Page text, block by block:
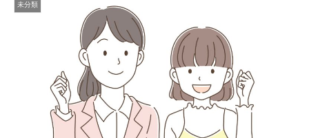
未分類